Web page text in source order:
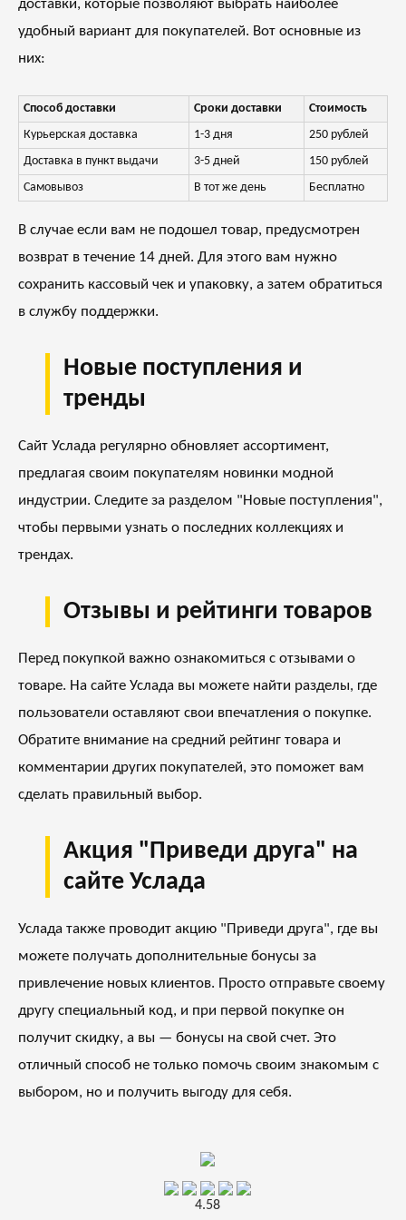
доставки, которые позволяют выбрать наиболее
удобный вариант для покупателей. Вот основные из
них:
Способ доставки Сроки доставки
Стоимость
Курьерская доставка
1-3 дня
250 рублей
Доставка в пункт выдачи
3-5 дней
150 рублей
Самовывоз
В тот же день Бесплатно
В случае если вам не подошел товар, предусмотрен
возврат в течение 14 дней. Для этого вам нужно
сохранить кассовый чек и упаковку, а затем обратиться
в службу поддержки.
Новые поступления и
тренды
Сайт Услада регулярно обновляет ассортимент,
предлагая своим покупателям новинки модной
индустрии. Следите за разделом "Новые поступления",
чтобы первыми узнать о последних коллекциях и
трендах.
Отзывы и рейтинги товаров
Перед покупкой важно ознакомиться с отзывами о
товаре. На сайте Услада вы можете найти разделы, где
пользователи оставляют свои впечатления о покупке.
Обратите внимание на средний рейтинг товара и
комментарии других покупателей, это поможет вам
сделать правильный выбор.
Акция "Приведи друга" на
сайте Услада
Услада также проводит акцию "Приведи друга", где вы
можете получать дополнительные бонусы за
привлечение новых клиентов. Просто отправьте своему
другу специальный код, и при первой покупке он
получит скидку, а вы — бонусы на свой счет. Это
отличный способ не только помочь своим знакомым с
выбором, но и получить выгоду для себя.
4.58